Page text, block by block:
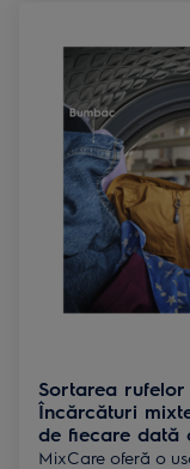
- după fiecare ciclu,
- o dată la 6 luni, în
Sortarea rufelor
Încărcături
de fiecare dată
MixCare oferă o